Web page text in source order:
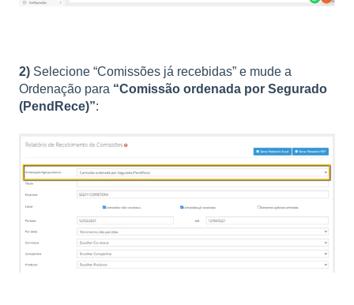
2) Selecione “Comissões já recebidas” e mude a
Ordenação para “Comissão ordenada por Segurado
(PendRece)”: